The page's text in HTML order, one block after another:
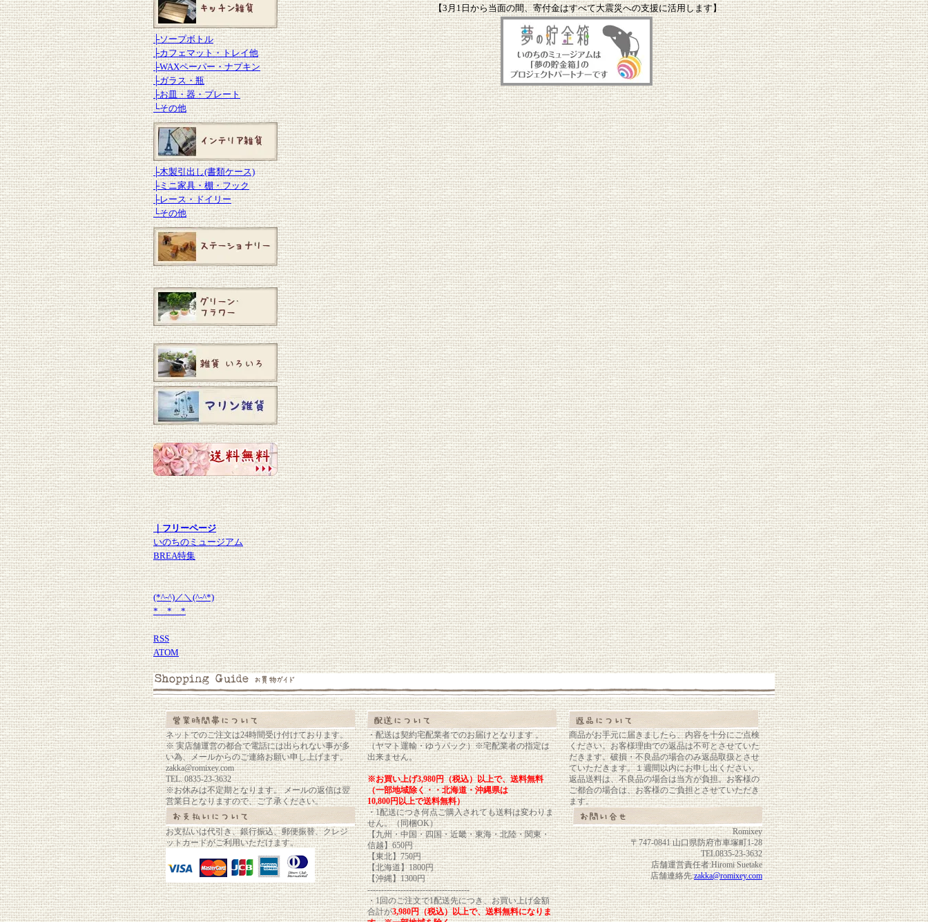
【3月1日から当面の間、寄付金はすべて大震災への支援に活用します】
├ソープボトル
├カフェマット・トレイ他
├WAXペーパー・ナプキン
├ガラス・瓶
├お皿・器・プレート
└その他
├木製引出し(書類ケース)
├ミニ家具・棚・フック
├レース・ドイリー
└その他
｜フリーページ
いのちのミュージアム
BREA特集
(*^-^)／＼(^-^*)
* * *
RSS
ATOM
ネットでのご注文は24時間受け付けております。
※ 実店舗運営の都合で電話には出られない事が多
い為、メールからのご連絡お願い申し上げます。
zakka@romixey.com
TEL. 0835-23-3632
※お休みは不定期となります。 メールの返信は翌
営業日となりますので、ご了承ください。
お支払いは代引き、銀行振込、郵便振替、クレジ
ットカードがご利用いただけます。
・配送は契約宅配業者でのお届けとなります 。
（ヤマト運輸・ゆうパック）※宅配業者の指定は
出来ません。
※お買い上げ3,980円（税込）以上で、送料無料
（一部地域除く・・北海道・沖縄県は
10,800円以上で送料無料）
・1配送につき何点ご購入されても送料は変わりま
せん。（同梱OK）
【九州・中国・四国・近畿・東海・北陸・関東・
信越】650円
【東北】750円
【北海道】1800円
【沖縄】1300円
-------------------------------------
・1回のご注文で1配送先につき、お買い上げ金額
合計が3,980円（税込）以上で、送料無料になりま
商品がお手元に届きましたら、内容を十分にご点検
ください。お客様理由での返品は不可とさせていた
だきます。破損・不良品の場合のみ返品取扱とさせ
ていただきます。１週間以内にお申し出ください。
返品送料は、不良品の場合は当方が負担。お客様の
ご都合の場合は、お客様のご負担とさせていただき
ます。
Romixey
〒747-0841 山口県防府市車塚町1-28
TEL0835-23-3632
店舗運営責任者:Hiromi Suetake
店舗連絡先:zakka@romixey.com